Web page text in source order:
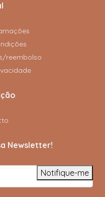
reembolso
Newsletter!
Notifique-me